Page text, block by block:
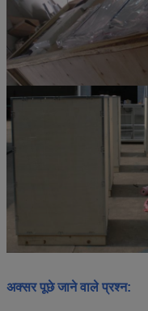
अक्सर पूछे जाने वाले प्रश्न: